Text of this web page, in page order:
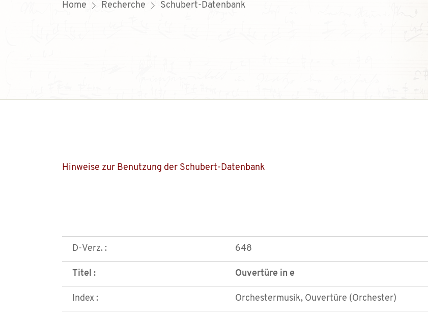
Home Recherche Schubert-Datenbank
Hinweise zur Benutzung der Schubert-Datenbank
D-Verz. : 648
Titel : Ouvertüre in e
Index : Orchestermusik, Ouvertüre (Orchester)